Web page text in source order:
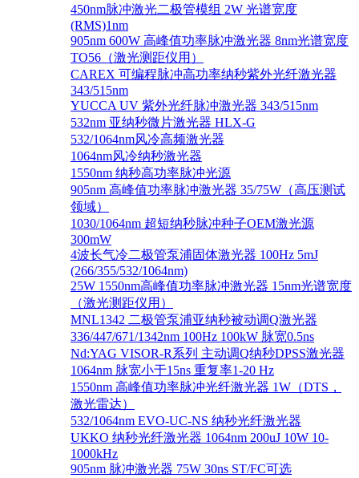
450nm脉冲激光二极管模组 2W 光谱宽度
(RMS)1nm
905nm 600W 高峰值功率脉冲激光器 8nm光谱宽度
TO56（激光测距仪用）
CAREX 可编程脉冲高功率纳秒紫外光纤激光器
343/515nm
YUCCA UV 紫外光纤脉冲激光器 343/515nm
532nm 亚纳秒微片激光器 HLX-G
532/1064nm风冷高频激光器
1064nm风冷纳秒激光器
1550nm 纳秒高功率脉冲光源
905nm 高峰值功率脉冲激光器 35/75W（高压测试
领域）
1030/1064nm 超短纳秒脉冲种子OEM激光源
300mW
4波长气冷二极管泵浦固体激光器 100Hz 5mJ
(266/355/532/1064nm)
25W 1550nm高峰值功率脉冲激光器 15nm光谱宽度
（激光测距仪用）
MNL1342 二极管泵浦亚纳秒被动调Q激光器
336/447/671/1342nm 100Hz 100kW 脉宽0.5ns
Nd:YAG VISOR-R系列 主动调Q纳秒DPSS激光器
1064nm 脉宽小于15ns 重复率1-20 Hz
1550nm 高峰值功率脉冲光纤激光器 1W（DTS，
激光雷达）
532/1064nm EVO-UC-NS 纳秒光纤激光器
UKKO 纳秒光纤激光器 1064nm 200uJ 10W 10-
1000kHz
905nm 脉冲激光器 75W 30ns ST/FC可选